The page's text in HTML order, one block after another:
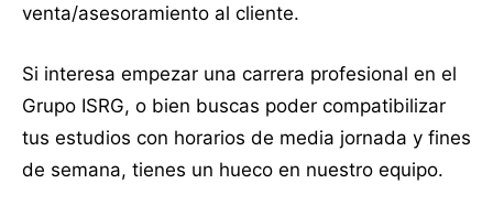
venta/asesoramiento al cliente.
Si interesa empezar una carrera profesional en el
Grupo ISRG, o bien buscas poder compatibilizar
tus estudios con horarios de media jornada y fines
de semana, tienes un hueco en nuestro equipo.